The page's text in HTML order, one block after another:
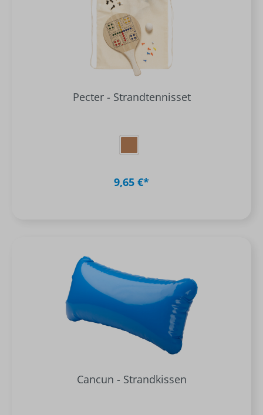
Pecter - Strandtennisset
9,65 €*
Cancun - Strandkissen